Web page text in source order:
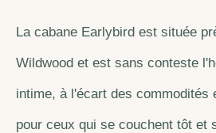
La cabane Earlybird est située
Wildwood et est sans conteste
intime, à l'écart des commodités
pour ceux qui se couchent tôt et